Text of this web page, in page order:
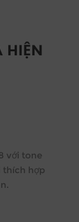
HIỆN
với tone
thích hợp